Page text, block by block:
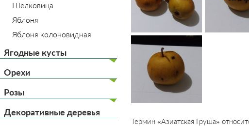
Шелковица
Яблоня
Яблоня колоновидная
Ягодные кусты
Орехи
Розы
Декоративные деревья
Термин «Азиатская Груша»